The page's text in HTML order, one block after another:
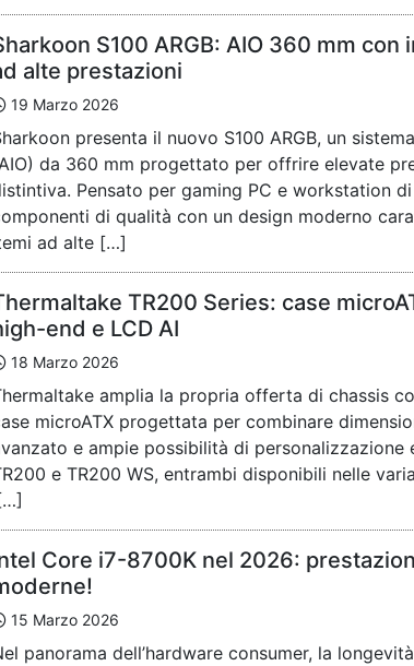
S100 ARGB: AIO 360 mm
alte prestazioni
19 Marzo 2026
presenta il nuovo S100 ARGB, un
da 360 mm progettato per offrire elevate
Pensato per gaming PC e workstation
di qualità con un design moderno
ad alte […]
TR200 Series: case
end e LCD AI
18 Marzo 2026
amplia la propria offerta di chassis
microATX progettata per combinare
e ampie possibilità di personalizzazione
e TR200 WS, entrambi disponibili nelle
Core i7-8700K nel 2026:
15 Marzo 2026
panorama dell’hardware consumer, la